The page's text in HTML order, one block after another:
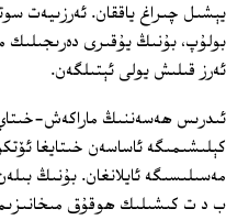
يېشىل چىراغ ياققان. ئەرزىيەت
بولۇپ، بۇنىڭ يۇقىرى
ئەرز قىلىش يولى ئېتىلگەن.
ئىدرىس ھەسەننىڭ ماراكەش-
كېلىشىمىگە ئاساسەن خىتايغا
مەسىلىسىگە ئايلانغان. بۇنىڭ
ب د ت كىشىلىك ھوقۇق